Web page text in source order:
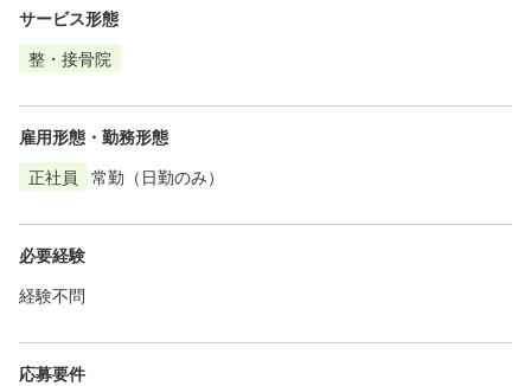
サービス形態
整・接骨院
雇用形態・勤務形態
正社員
常勤（日勤のみ）
必要経験
経験不問
応募要件